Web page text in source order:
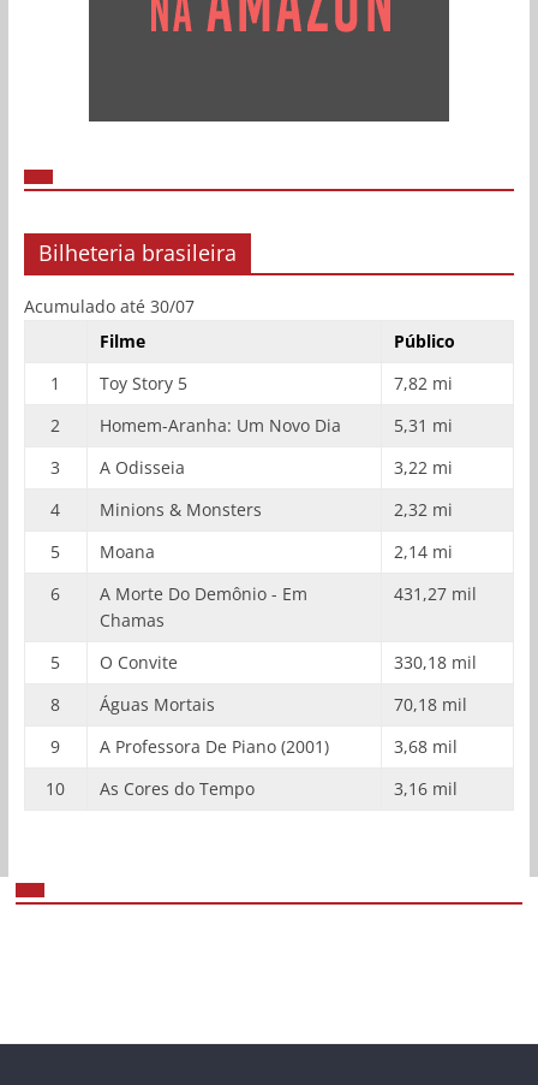
Bilheteria brasileira
Acumulado até 30/07
Filme
Público
1
Toy Story 5
7,82 mi
2
Homem-Aranha: Um Novo Dia
5,31 mi
3
A Odisseia
3,22 mi
4
Minions & Monsters
2,32 mi
5
Moana
2,14 mi
6
A Morte Do Demônio - Em
Chamas
431,27 mil
5 O Convite
330,18 mil
8
Águas Mortais
70,18 mil
9
A Professora De Piano (2001)
3,68 mil
10
As Cores do Tempo 3,16 mil